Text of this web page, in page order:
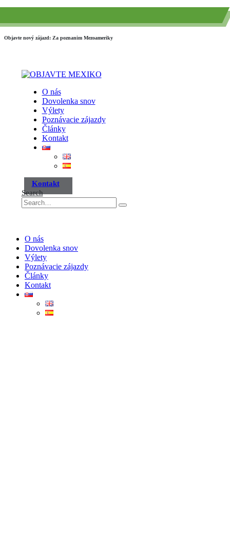
Objavte nový zájazd: Za poznanim Mezoameriky
O nás
Dovolenka snov
Výlety
Poznávacie zájazdy
Články
Kontakt
Kontakt
Search
O nás
Dovolenka snov
Výlety
Poznávacie zájazdy
Články
Kontakt